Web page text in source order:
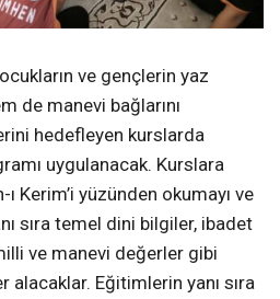
ve gençlerin yaz
de manevi bağlarını
hedefleyen kurslarda
uygulanacak. Kurslara
ı Kerim’i yüzünden okumayı ve
sıra temel dini bilgiler, ibadet
ve manevi değerler gibi
Eğitimlerin yanı sıra